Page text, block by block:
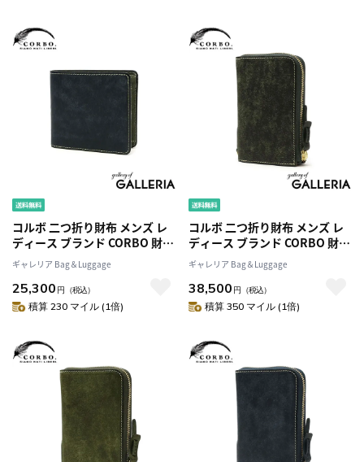
コルボ 二つ折り財布 メンズ レ
ディース ブランド CORBO 財布
二つ折り 折り財布 革 本革 レザ
ー 小銭入れあり カード 仕切り
日本製 プエブロレザー CORBO.
SLATE PUEBLO 1LN-1701
ギャレリア Bag＆Luggage
25,300 円 （税込）
積算 230 マイル (1倍)
コルボ 二つ折り財布 メンズ レ
ディース ブランド CORBO 財布
二つ折り 革 本革 レザー 短財布
ファスナー L字ファスナー 小銭
入れあり 大容量 カード ポケッ
ト 日本製 SLATE PUEBLO プエ
ギャレリア Bag＆Luggage
38,500 円 （税込）
積算 350 マイル (1倍)